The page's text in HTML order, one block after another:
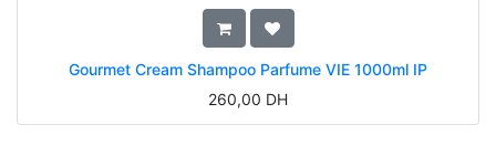
Gourmet Cream Shampoo Parfume VIE 1000ml IP
260,00 DH